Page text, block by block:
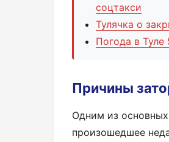
соцтакси
Тулячка о
Погода в
Причины
Одним из
произошедшее